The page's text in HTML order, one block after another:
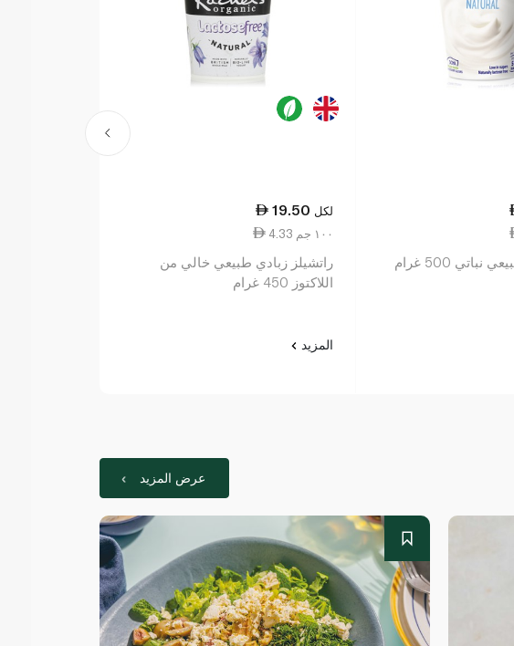
500 غرام
19.50 لكل
4.33 ١٠٠ جم
راتشيلز زبادي طبيعي خالي من
اللاكتوز 450 غرام
المزيد
عرض المزيد